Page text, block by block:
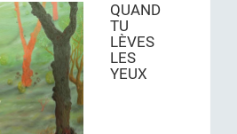
QUAND
TU
LÈVES
LES
YEUX